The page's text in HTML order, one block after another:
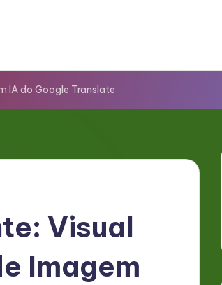
IA do Google Translate
Visual
Imagem